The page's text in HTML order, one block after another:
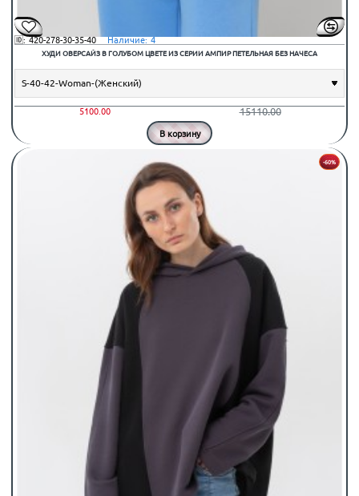
🆔: 420-278-30-35-40 ⠀Наличие: 4
ХУДИ ОВЕРСАЙЗ В ГОЛУБОМ ЦВЕТЕ ИЗ СЕРИИ АМПИР ПЕТЕЛЬНАЯ БЕЗ НАЧЕСА
5100.00 15110.00
В корзину
-60%